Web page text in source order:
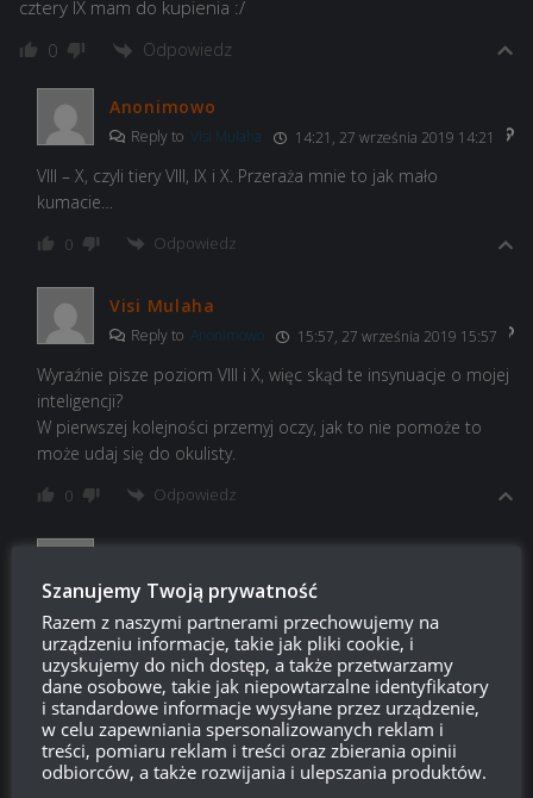
cztery IX mam do kupienia :/
0 Odpowiedz
Anonimowo
Reply to Visi Mulaha 14:21, 27 września 2019 14:21
VIII – X, czyli tiery VIII, IX i X. Przeraża mnie to jak mało
kumacie…
0 Odpowiedz
Visi Mulaha
Reply to Anonimowo 15:57, 27 września 2019 15:57
Wyraźnie pisze poziom VIII i X, więc skąd te insynuacje o mojej
inteligencji?
W pierwszej kolejności przemyj oczy, jak to nie pomoże to
może udaj się do okulisty.
0 Odpowiedz
Reply toVisi Mulaha 16:11, 27 września 2019 16:11
Ja nie muszę bo noszę okulary
po 2 to zazwyczaj dawali
zniżki 15 na tiery VIII-X..Nie pamiętam kiedy była zniżka 30 %
na te tiery..
0 Odpowiedz
Anonimowo
Szanujemy Twoją prywatność
Razem z naszymi partnerami przechowujemy na
urządzeniu informacje, takie jak pliki cookie, i
uzyskujemy do nich dostęp, a także przetwarzamy
dane osobowe, takie jak niepowtarzalne identyfikatory
i standardowe informacje wysyłane przez urządzenie,
w celu zapewniania spersonalizowanych reklam i
treści, pomiaru reklam i treści oraz zbierania opinii
odbiorców, a także rozwijania i ulepszania produktów.